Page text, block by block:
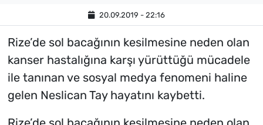
20.09.2019 - 22:16
Rize’de sol bacağının kesilmesine neden olan
kanser hastalığına karşı yürüttüğü mücadele
ile tanınan ve sosyal medya fenomeni haline
gelen Neslican Tay hayatını kaybetti.